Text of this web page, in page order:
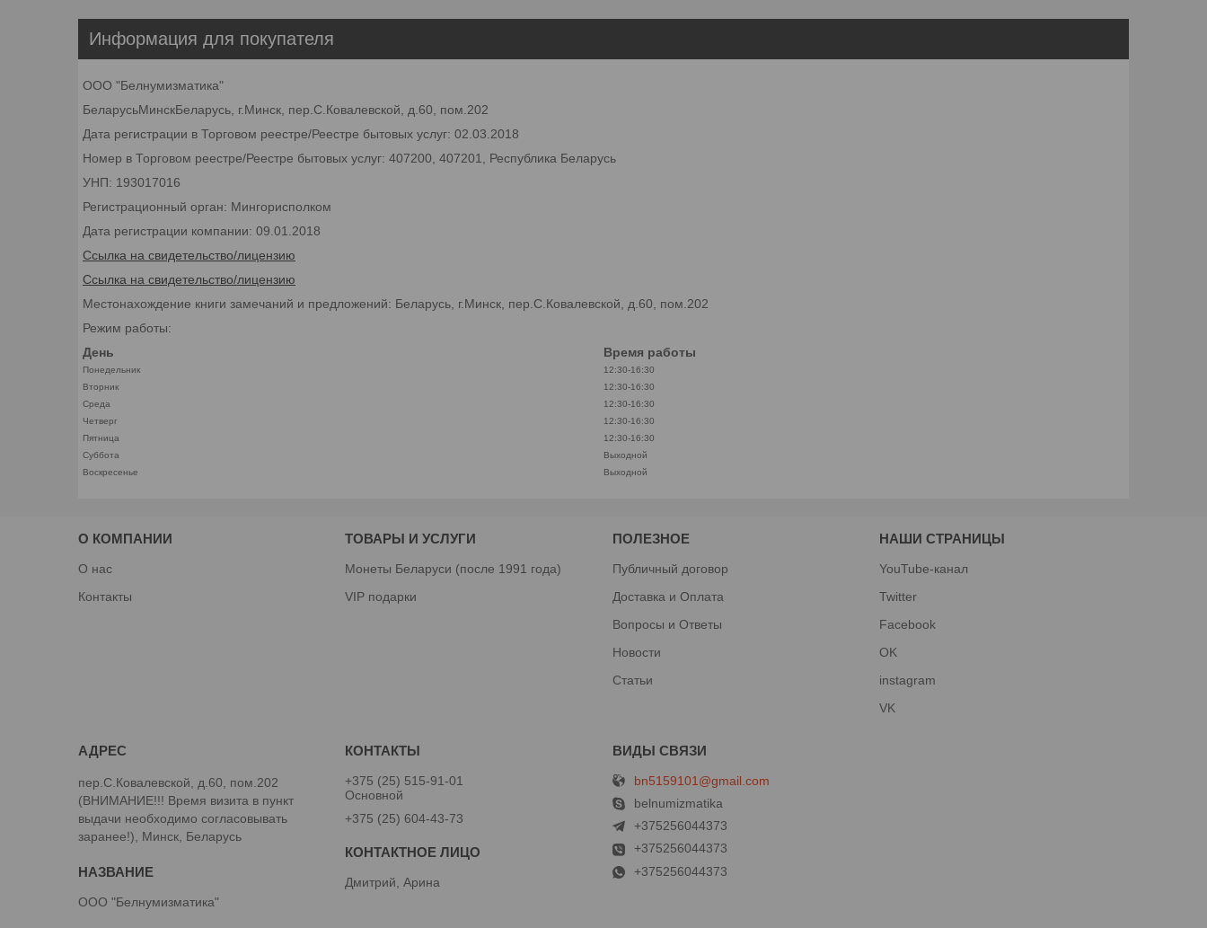
Информация для покупателя
ООО "Белнумизматика"
БеларусьМинскБеларусь, г.Минск, пер.С.Ковалевской, д.60, пом.202
Дата регистрации в Торговом реестре/Реестре бытовых услуг: 02.03.2018
Номер в Торговом реестре/Реестре бытовых услуг: 407200, 407201, Республика Беларусь
УНП: 193017016
Регистрационный орган: Мингорисполком
Дата регистрации компании: 09.01.2018
Ссылка на свидетельство/лицензию
Ссылка на свидетельство/лицензию
Местонахождение книги замечаний и предложений: Беларусь, г.Минск, пер.С.Ковалевской, д.60, пом.202
Режим работы:
День
Время работы
Понедельник
12:30-16:30
Вторник
12:30-16:30
Среда
12:30-16:30
Четверг
12:30-16:30
Пятница
12:30-16:30
Суббота
Выходной
Воскресенье
Выходной
О КОМПАНИИ
О нас
Контакты
ТОВАРЫ И УСЛУГИ
Монеты Беларуси (после 1991 года)
VIP подарки
ПОЛЕЗНОЕ
Публичный договор
Доставка и Оплата
Вопросы и Ответы
Новости
Статьи
НАШИ СТРАНИЦЫ
YouTube-канал
Twitter
Facebook
OK
instagram
VK
пер.С.Ковалевской, д.60, пом.202
(ВНИМАНИЕ!!! Время визита в пункт
выдачи необходимо согласовывать
заранее!), Минск, Беларусь
ООО "Белнумизматика"
+375 (25) 515-91-01
Основной
+375 (25) 604-43-73
Дмитрий, Арина
bn5159101@gmail.com
belnumizmatika
+375256044373
+375256044373
+375256044373